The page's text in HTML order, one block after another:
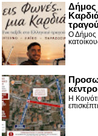
Δήμος
Ο Δήμος
Η